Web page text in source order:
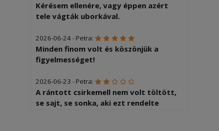
Kérésem ellenére, vagy éppen azért
tele vágták uborkával.
2026-06-24 - Petra:
Minden finom volt és köszönjük a
figyelmességet!
2026-06-23 - Petra:
A rántott csirkemell nem volt töltött,
se sajt, se sonka, aki ezt rendelte